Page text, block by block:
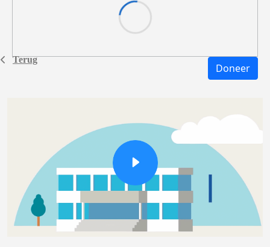
Terug
Doneer